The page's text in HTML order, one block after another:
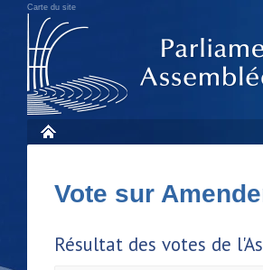
Carte du site
Vote sur
Résultat des votes de